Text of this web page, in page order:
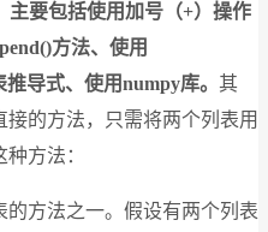
主要包括使用加号（+）操作
方法、使用
导式、使用numpy库。 其
的方法，只需将两个列表用
方法：
方法之一。假设有两个列表